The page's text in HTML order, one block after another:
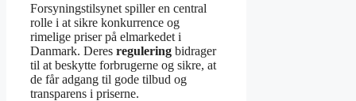
Forsyningstilsynet spiller en central
rolle i at sikre konkurrence og
rimelige priser på elmarkedet i
Danmark. Deres regulering bidrager
til at beskytte forbrugerne og sikre, at
de får adgang til gode tilbud og
transparens i priserne.